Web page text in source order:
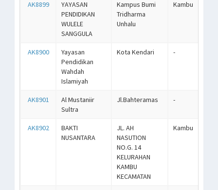
AK8899
YAYASAN
PENDIDIKAN
WULELE
SANGGULA
Kampus Bumi
Tridharma
Unhalu
Kambu
AK8900
Yayasan
Pendidikan
Wahdah
Islamiyah
Kota Kendari -
AK8901
Al Mustaniir
Sultra
Jl.Bahteramas -
AK8902
BAKTI
NUSANTARA
JL. AH
NASUTION
NO.G. 14
KELURAHAN
KAMBU
KECAMATAN
Kambu